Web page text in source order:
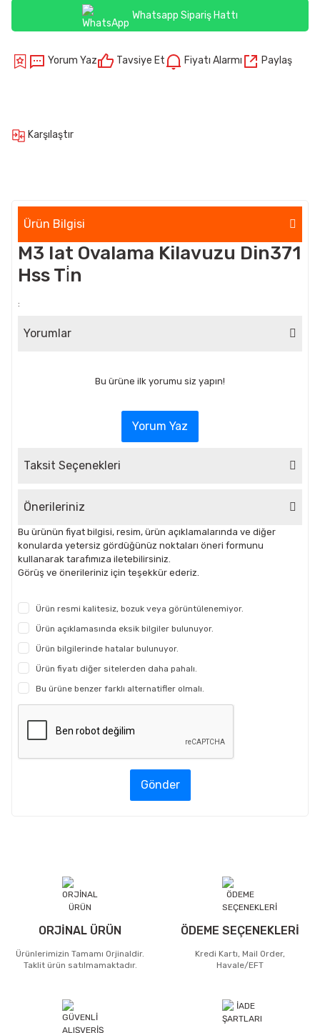
Whatsapp Sipariş Hattı
Yorum Yaz Tavsiye Et Fiyatı Alarmı Paylaş
Karşılaştır
Ürün Bilgisi
M3 Iat Ovalama Kilavuzu Din371
Hss Ti̇n
:
Yorumlar
Bu ürüne ilk yorumu siz yapın!
Yorum Yaz
Taksit Seçenekleri
Önerileriniz
Bu ürünün fiyat bilgisi, resim, ürün açıklamalarında ve diğer
konularda yetersiz gördüğünüz noktaları öneri formunu
kullanarak tarafımıza iletebilirsiniz.
Görüş ve önerileriniz için teşekkür ederiz.
Ürün resmi kalitesiz, bozuk veya görüntülenemiyor.
Ürün açıklamasında eksik bilgiler bulunuyor.
Ürün bilgilerinde hatalar bulunuyor.
Ürün fiyatı diğer sitelerden daha pahalı.
Bu ürüne benzer farklı alternatifler olmalı.
Gönder
ORJİNAL ÜRÜN
Ürünlerimizin Tamamı Orjinaldir.
Taklit ürün satılmamaktadır.
ÖDEME SEÇENEKLERİ
Kredi Kartı, Mail Order,
Havale/EFT